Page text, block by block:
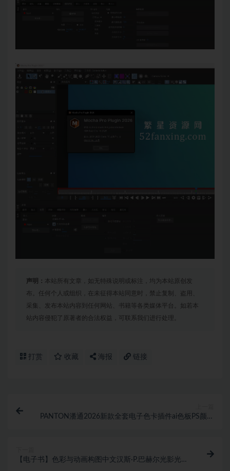
声明： 本站所有文章，如无特殊说明或标注，均为本站原创发
布。任何个人或组织，在未征得本站同意时，禁止复制、盗用、
采集、发布本站内容到任何网站、书籍等各类媒体平台。如若本
站内容侵犯了原著者的合法权益，可联系我们进行处理。
打赏 收藏 海报 链接
PANTON潘通2026新款全套电子色卡插件ai色板PS颜色
【电子书】色彩与动画构图中文汉斯·P.巴赫尔光影光线